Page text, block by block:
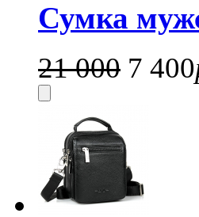
Сумка
21 000 7 400